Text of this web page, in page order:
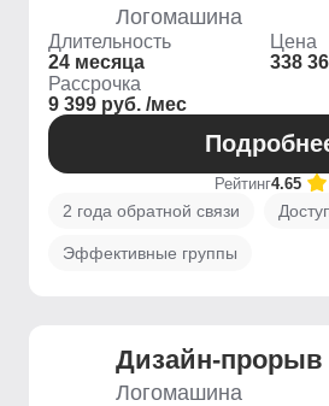
Логомашина
Длительность
24 месяца
Цена
338
Рассрочка
9 399 руб. /мес
Рейтинг4.65
2 года обратной связи
Эффективные группы
Дизайн-прорыв
Логомашина